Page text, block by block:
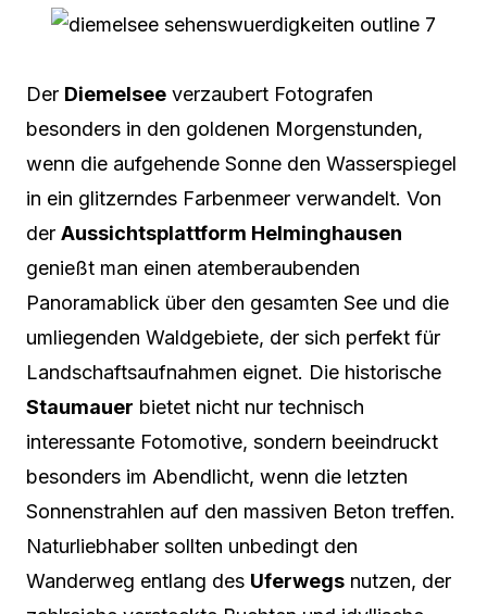
Der Diemelsee verzaubert Fotografen
besonders in den goldenen Morgenstunden,
wenn die aufgehende Sonne den Wasserspiegel
in ein glitzerndes Farbenmeer verwandelt. Von
der Aussichtsplattform Helminghausen
genießt man einen atemberaubenden
Panoramablick über den gesamten See und die
umliegenden Waldgebiete, der sich perfekt für
Landschaftsaufnahmen eignet. Die historische
Staumauer bietet nicht nur technisch
interessante Fotomotive, sondern beeindruckt
besonders im Abendlicht, wenn die letzten
Sonnenstrahlen auf den massiven Beton treffen.
Naturliebhaber sollten unbedingt den
Wanderweg entlang des Uferwegs nutzen, der